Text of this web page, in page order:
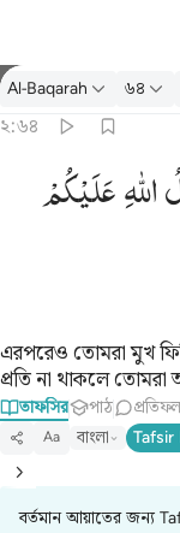
তাফসির: Al-Baqarah
Al-Baqarah ৬৪
২:৬৪
من الخاسرين ٦٤
ٱلْخَـٰسِرِينَ ٦٤
اللّٰهِعَلَیْكُمْ
এরপরেও তোমরা মুখ
প্রতি না থাকলে তোমরা
তাফসির পাঠ
Aa বাংলা
বর্তমান আয়াতের জন্য